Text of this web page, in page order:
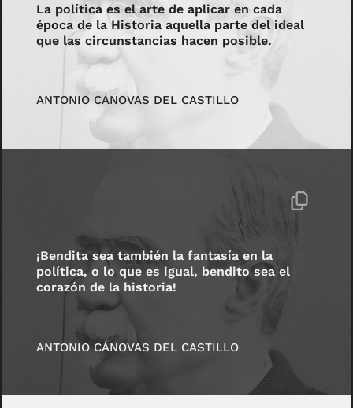
La política es el arte de aplicar en cada
época de la Historia aquella parte del ideal
que las circunstancias hacen posible.
ANTONIO CÁNOVAS DEL CASTILLO
¡Bendita sea también la fantasía en la
política, o lo que es igual, bendito sea el
corazón de la historia!
ANTONIO CÁNOVAS DEL CASTILLO